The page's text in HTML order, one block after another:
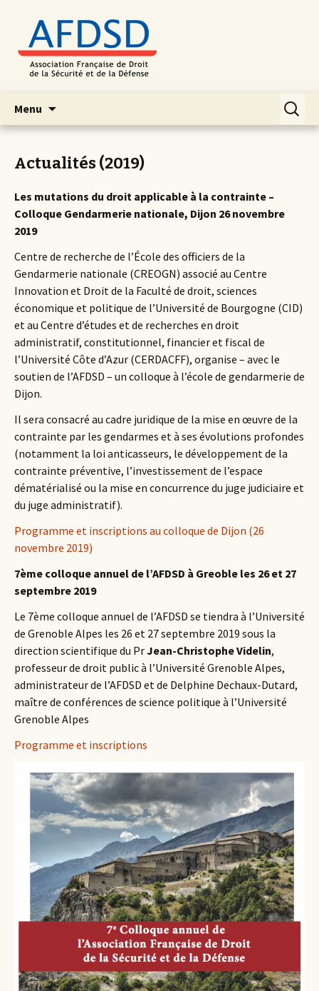
Menu
contenu
principal
Actualités (2019)
Les mutations du droit applicable à la contrainte –
Colloque Gendarmerie nationale, Dijon 26 novembre
2019
Centre de recherche de l’École des officiers de la
Gendarmerie nationale (CREOGN) associé au Centre
Innovation et Droit de la Faculté de droit, sciences
économique et politique de l’Université de Bourgogne (CID)
et au Centre d’études et de recherches en droit
administratif, constitutionnel, financier et fiscal de
l’Université Côte d’Azur (CERDACFF), organise – avec le
soutien de l’AFDSD – un colloque à l’école de gendarmerie de
Dijon.
Il sera consacré au cadre juridique de la mise en œuvre de la
contrainte par les gendarmes et à ses évolutions profondes
(notamment la loi anticasseurs, le développement de la
contrainte préventive, l’investissement de l’espace
dématérialisé ou la mise en concurrence du juge judiciaire et
du juge administratif).
Programme et inscriptions au colloque de Dijon (26
novembre 2019)
7ème colloque annuel de l’AFDSD à Greoble les 26 et 27
septembre 2019
Le 7ème colloque annuel de l’AFDSD se tiendra à l’Université
de Grenoble Alpes les 26 et 27 septembre 2019 sous la
direction scientifique du PrJean-Christophe Videlin,
professeur de droit public à l’Université Grenoble Alpes,
administrateur de l’AFDSD et de Delphine Dechaux-Dutard,
maître de conférences de science politique à l’Université
Grenoble Alpes
Programme et inscriptions